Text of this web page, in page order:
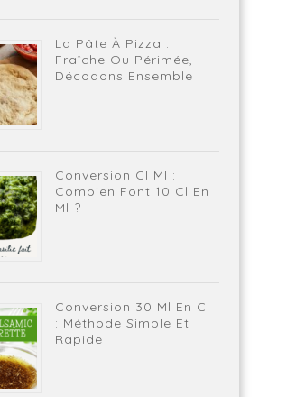
La Pâte À Pizza :
Fraîche Ou Périmée,
Décodons Ensemble !
Conversion Cl Ml :
Combien Font 10 Cl En
Ml ?
Conversion 30 Ml En Cl
: Méthode Simple Et
Rapide